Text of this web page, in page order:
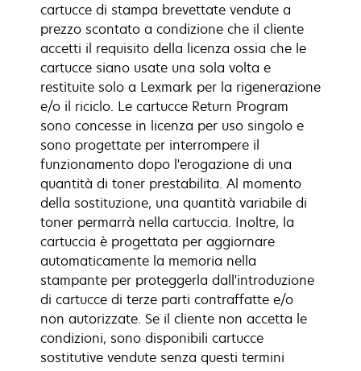
cartucce di stampa brevettate vendute a
prezzo scontato a condizione che il cliente
accetti il requisito della licenza ossia che le
cartucce siano usate una sola volta e
restituite solo a Lexmark per la rigenerazione
e/o il riciclo. Le cartucce Return Program
sono concesse in licenza per uso singolo e
sono progettate per interrompere il
funzionamento dopo l'erogazione di una
quantità di toner prestabilita. Al momento
della sostituzione, una quantità variabile di
toner permarrà nella cartuccia. Inoltre, la
cartuccia è progettata per aggiornare
automaticamente la memoria nella
stampante per proteggerla dall'introduzione
di cartucce di terze parti contraffatte e/o
non autorizzate. Se il cliente non accetta le
condizioni, sono disponibili cartucce
sostitutive vendute senza questi termini